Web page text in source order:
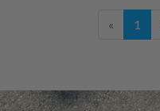
« 1